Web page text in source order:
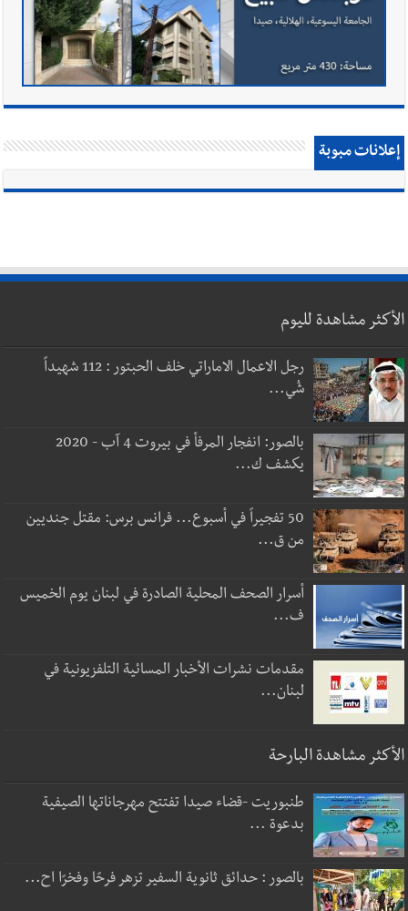
إعلانات مبوبة
الأكثر مشاهدة لليوم
رجل الاعمال الاماراتي خلف الحبتور : 112 شهيداً
شُي...
بالصور: انفجار المرفأ في بيروت 4 آب - 2020
يكشف ك...
50 تفجيراً في أسبوع... فرانس برس: مقتل جنديين
من ق...
أسرار الصحف المحلية الصادرة في لبنان يوم الخميس
ف...
مقدمات نشرات الأخبار المسائية التلفزيونية في
لبنان...
الأكثر مشاهدة البارحة
طنبوريت -قضاء صيدا تفتتح مهرجاناتها الصيفية
بدعوة ...
بالصور : حدائق ثانوية السفير تزهر فرحًا وفخرًا اح...